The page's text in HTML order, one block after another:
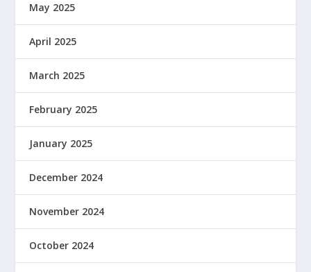
May 2025
April 2025
March 2025
February 2025
January 2025
December 2024
November 2024
October 2024